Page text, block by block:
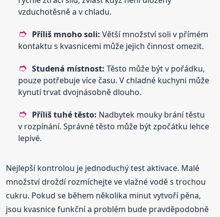
vzduchotěsně a v chladu.
Příliš mnoho soli: Větší množství soli v přímém
kontaktu s kvasnicemi může jejich činnost omezit.
Studená místnost: Těsto může být v pořádku,
pouze potřebuje více času. V chladné kuchyni může
kynutí trvat dvojnásobně dlouho.
Příliš tuhé těsto: Nadbytek mouky brání těstu
v rozpínání. Správné těsto může být zpočátku lehce
lepivé.
Nejlepší kontrolou je jednoduchý test aktivace. Malé
množství droždí rozmíchejte ve vlažné vodě s trochou
cukru. Pokud se během několika minut vytvoří pěna,
jsou kvasnice funkční a problém bude pravděpodobně